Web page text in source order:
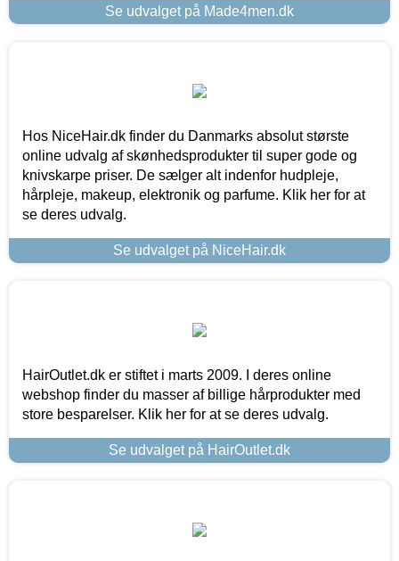
Se udvalget på Made4men.dk
Hos NiceHair.dk finder du Danmarks absolut største
online udvalg af skønhedsprodukter til super gode og
knivskarpe priser. De sælger alt indenfor hudpleje,
hårpleje, makeup, elektronik og parfume. Klik her for at
se deres udvalg.
Se udvalget på NiceHair.dk
HairOutlet.dk er stiftet i marts 2009. I deres online
webshop finder du masser af billige hårprodukter med
store besparelser. Klik her for at se deres udvalg.
Se udvalget på HairOutlet.dk